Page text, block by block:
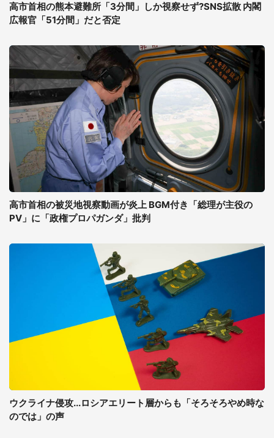
高市首相の熊本避難所「3分間」しか視察せず?SNS拡散 内閣
広報官「51分間」だと否定
高市首相の被災地視察動画が炎上 BGM付き「総理が主役の
PV」に「政権プロパガンダ」批判
ウクライナ侵攻...ロシアエリート層からも「そろそろやめ時な
のでは」の声